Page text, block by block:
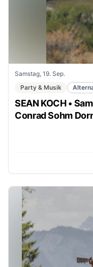
Samstag, 19. Sep.
Party & Musik
SEAN KOCH •
Conrad Sohm